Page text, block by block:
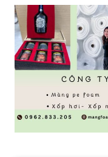
Chuyển
đến
phần
nội
dung